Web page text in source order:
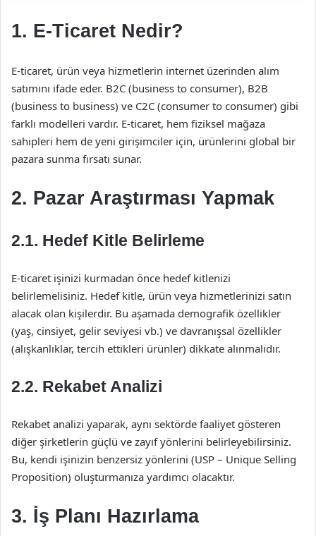
1. E-Ticaret Nedir?
E-ticaret, ürün veya hizmetlerin internet üzerinden alım
satımını ifade eder. B2C (business to consumer), B2B
(business to business) ve C2C (consumer to consumer) gibi
farklı modelleri vardır. E-ticaret, hem fiziksel mağaza
sahipleri hem de yeni girişimciler için, ürünlerini global bir
pazara sunma fırsatı sunar.
2. Pazar Araştırması Yapmak
2.1. Hedef Kitle Belirleme
E-ticaret işinizi kurmadan önce hedef kitlenizi
belirlemelisiniz. Hedef kitle, ürün veya hizmetlerinizi satın
alacak olan kişilerdir. Bu aşamada demografik özellikler
(yaş, cinsiyet, gelir seviyesi vb.) ve davranışsal özellikler
(alışkanlıklar, tercih ettikleri ürünler) dikkate alınmalıdır.
2.2. Rekabet Analizi
Rekabet analizi yaparak, aynı sektörde faaliyet gösteren
diğer şirketlerin güçlü ve zayıf yönlerini belirleyebilirsiniz.
Bu, kendi işinizin benzersiz yönlerini (USP – Unique Selling
Proposition) oluşturmanıza yardımcı olacaktır.
3. İş Planı Hazırlama